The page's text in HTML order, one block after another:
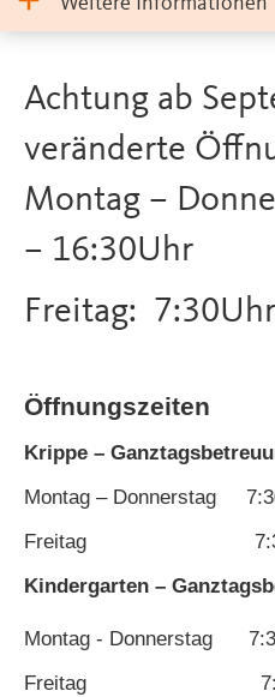
Achtung ab
veränderte
Montag –
– 16:30Uhr
Freitag:
Öffnungszeiten
Krippe –
Montag – Donnerstag
Freitag 7:30 –
Kindergarten –
Montag - Donnerstag
Freitag 7:30 –